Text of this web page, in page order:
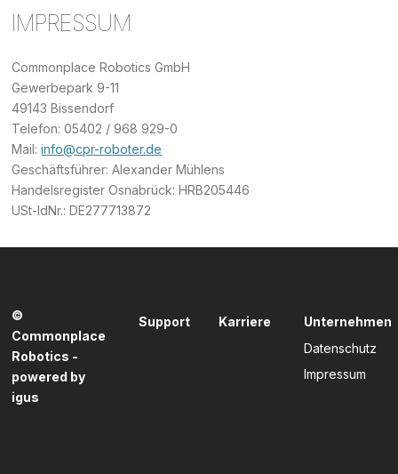
IMPRESSUM
Commonplace Robotics GmbH
Gewerbepark 9-11
49143 Bissendorf
Telefon: 05402 / 968 929-0
Mail:info@cpr-roboter.de
Geschäftsführer: Alexander Mühlens
Handelsregister Osnabrück: HRB205446
USt-IdNr.: DE277713872
©
Commonplace
Robotics -
powered by
igus
Support Karriere
Unternehmen
Datenschutz
Impressum